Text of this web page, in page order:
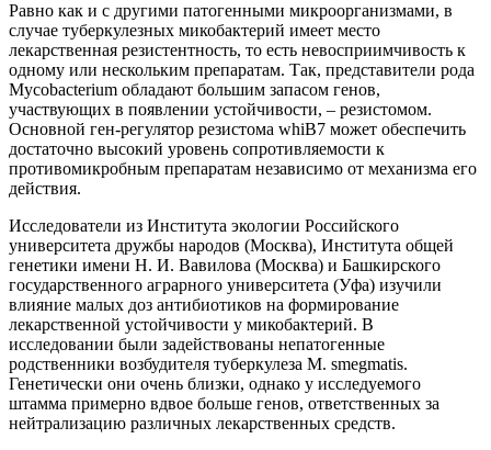
Равно как и с другими патогенными микроорганизмами, в
случае туберкулезных микобактерий имеет место
лекарственная резистентность, то есть невосприимчивость к
одному или нескольким препаратам. Так, представители рода
Mycobacterium обладают большим запасом генов,
участвующих в появлении устойчивости, – резистомом.
Основной ген-регулятор резистома whiB7 может обеспечить
достаточно высокий уровень сопротивляемости к
противомикробным препаратам независимо от механизма его
действия.
Исследователи из Института экологии Российского
университета дружбы народов (Москва), Института общей
генетики имени Н. И. Вавилова (Москва) и Башкирского
государственного аграрного университета (Уфа) изучили
влияние малых доз антибиотиков на формирование
лекарственной устойчивости у микобактерий. В
исследовании были задействованы непатогенные
родственники возбудителя туберкулеза M. smegmatis.
Генетически они очень близки, однако у исследуемого
штамма примерно вдвое больше генов, ответственных за
нейтрализацию различных лекарственных средств.